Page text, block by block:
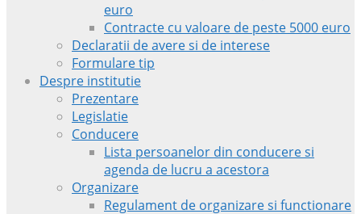
euro
Contracte cu valoare de peste 5000 euro
Declaratii de avere si de interese
Formulare tip
Despre institutie
Prezentare
Legislatie
Conducere
Lista persoanelor din conducere si
agenda de lucru a acestora
Organizare
Regulament de organizare si functionare